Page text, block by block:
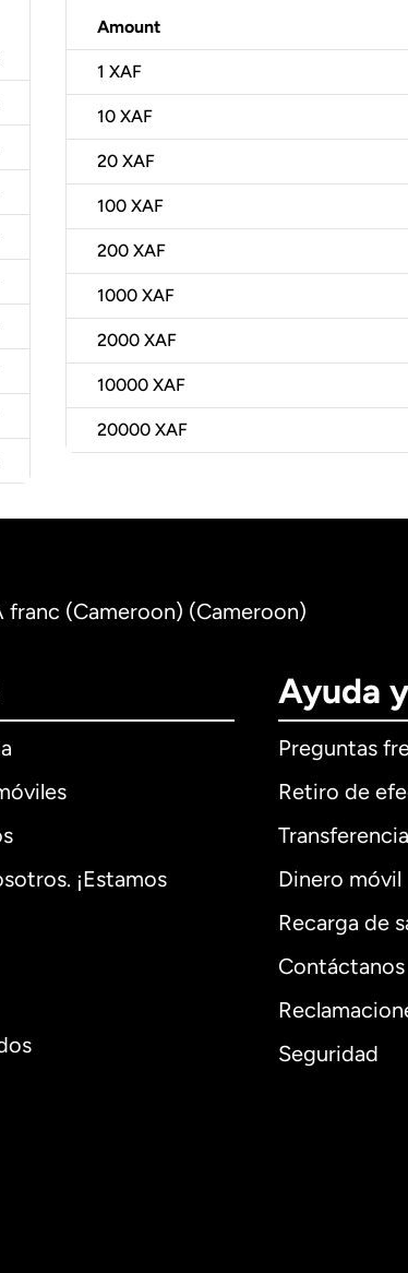
Amount
1 XAF
10 XAF
20 XAF
100 XAF
200 XAF
1000 XAF
2000 XAF
10000 XAF
20000 XAF
franc (Cameroon) (Cameroon)
¡Estamos
Ayuda
Preguntas
Retiro de
Dinero móvil
Recarga de
Contáctanos
Seguridad